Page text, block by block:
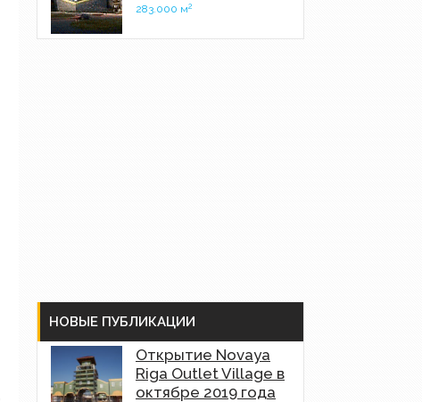
283.000 м2
НОВЫЕ ПУБЛИКАЦИИ
Открытие Novaya
Riga Outlet Village в
октябре 2019 года